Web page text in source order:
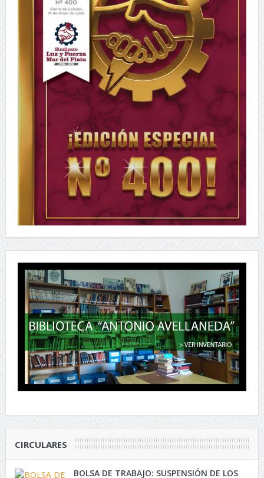
CIRCULARES
BOLSA DE TRABAJO: SUSPENSIÓN DE LOS